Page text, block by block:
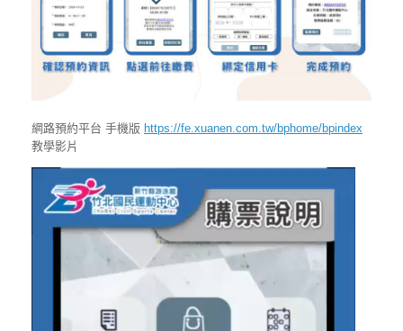
網路預約平台 手機版 https://fe.xuanen.com.tw/bphome/bpindex
教學影片